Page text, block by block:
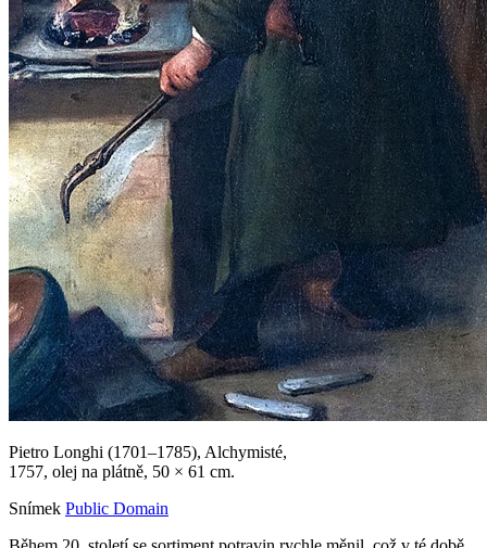
Pietro Longhi (1701–1785), Alchymisté,
1757, olej na plátně, 50 × 61 cm.
Snímek Public Domain